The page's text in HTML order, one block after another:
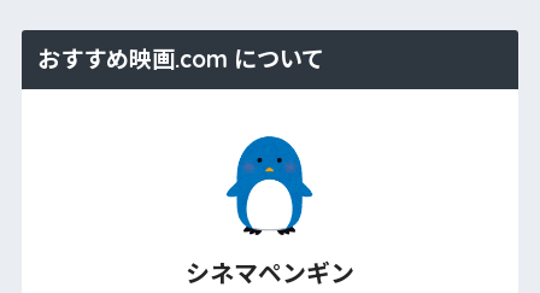
おすすめ映画.com について
シネマペンギン